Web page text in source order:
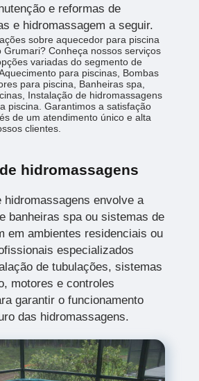
e reformas de
e hidromassagem a seguir.
sobre aquecedor para piscina
Grumari? Conheça nossos serviços
variadas do segmento de
para piscinas, Bombas
para piscina, Banheiras spa,
Instalação de hidromassagens
piscina. Garantimos a satisfação
de um atendimento único e alta
clientes.
hidromassagens
hidromassagens envolve a
banheiras spa ou sistemas de
em ambientes residenciais ou
especializados
de tubulações, sistemas
motores e controles
garantir o funcionamento
das hidromassagens.